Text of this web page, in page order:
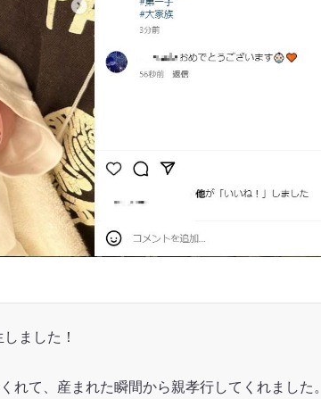
ました！
れて、産まれた瞬間から親孝行してくれました。